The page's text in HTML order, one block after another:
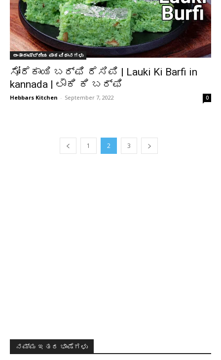
ಅಂತಾರಾಷ್ಟ್ರೀಯ ಪಾಕವಿಧಾನಗಳು
ಸೋರೆಕಾಯಿ ಬರ್ಫಿ ರೆಸಿಪಿ | Lauki Ki Barfi in
kannada | ಲೌಕಿ ಕಿ ಬರ್ಫಿ
Hebbars Kitchen - September 7, 2022 0
1 2 3
ನಮ್ಮ ಇತರ ಭಾಷೆಗಳು